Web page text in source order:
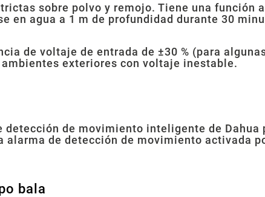
sobre polvo y remojo. Tiene una función
en agua a 1 m de profundidad durante 30
de voltaje de entrada de ±30 % (para
exteriores con voltaje inestable.
de movimiento inteligente de Dahua
de detección de movimiento activada
bala